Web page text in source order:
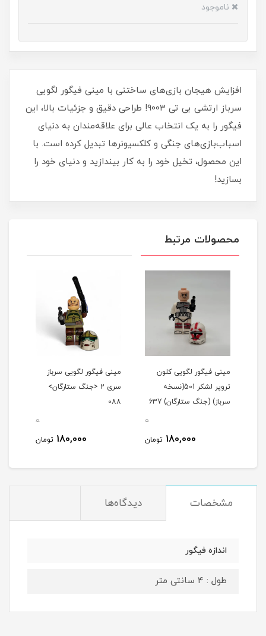
ناموجود
افزایش هیجان بازی‌های ساختنی با مینی فیگور لگویی
سرباز ارتشی بی تی 9003! طراحی دقیق و جزئیات بالا، این
فیگور را به یک انتخاب عالی برای علاقه‌مندان به دنیای
اسباب‌بازی‌های جنگی و کلکسیونرها تبدیل کرده است. با
این محصول، تخیل خود را به کار بیندازید و دنیای خود را
بسازید!
محصولات مرتبط
مینی فیگور لگویی کلون
تروپر لشکر 501(نسخه
سرباز) (جنگ ستارگان) 637
0
180,000 تومان
مینی فیگور لگویی سرباز
سری 2 <جنگ ستارگان>
088
0
180,000 تومان
مشخصات دیدگاه‌ها
اندازه فیگور
طول : 4 سانتی متر